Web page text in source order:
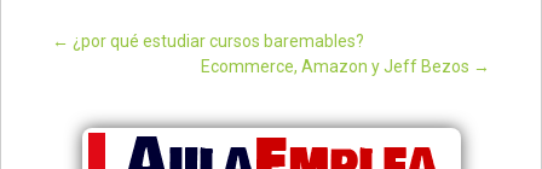
Post navigation
← ¿por qué estudiar cursos baremables?
Ecommerce, Amazon y Jeff Bezos →